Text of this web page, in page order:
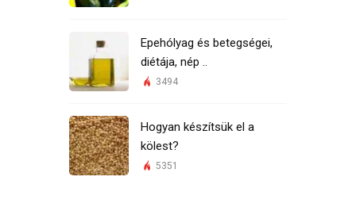
Epehólyag és betegségei,
diétája, nép ..
3494
Hogyan készítsük el a
kölest?
5351